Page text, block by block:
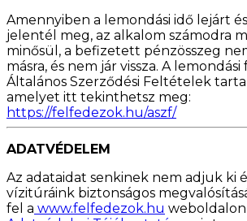
Amennyiben a lemondási idő lejárt
jelentél meg, az alkalom számodra
minősül, a befizetett pénzösszeg
másra, és nem jár vissza. A
Általános Szerződési Feltételek
amelyet itt tekinthetsz meg:
https://felfedezok.hu/aszf/
ADATVÉDELEM
Az adataidat senkinek nem adjuk ki
vízitúráink biztonságos
fel a www.felfedezok.hu